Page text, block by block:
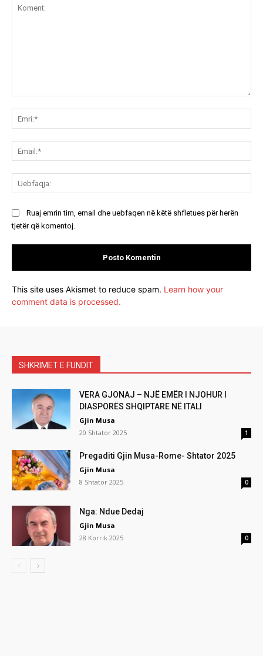
Ruaj emrin tim, email dhe uebfaqen në këtë shfletues për herën
tjetër që komentoj.
This site uses Akismet to reduce spam. Learn how your
comment data is processed.
SHKRIMET E FUNDIT
VERA GJONAJ – NJË EMËR I NJOHUR I
DIASPORËS SHQIPTARE NË ITALI
Gjin Musa
20 Shtator 2025
1
Pregaditi Gjin Musa-Rome- Shtator 2025
Gjin Musa
8 Shtator 2025
0
Nga: Ndue Dedaj
Gjin Musa
28 Korrik 2025
0